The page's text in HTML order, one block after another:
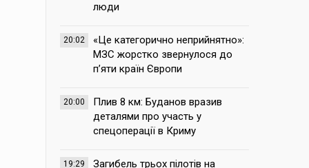
люди
20:02
«Це категорично неприйнятно»:
МЗС жорстко звернулося до
п’яти країн Європи
20:00
Плив 8 км: Буданов вразив
деталями про участь у
спецоперації в Криму
19:29
Загибель трьох пілотів на